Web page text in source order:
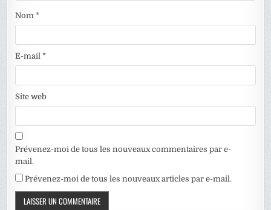
Nom*
E-mail*
Site web
Prévenez-moi de tous les nouveaux commentaires par e-
mail.
Prévenez-moi de tous les nouveaux articles par e-mail.